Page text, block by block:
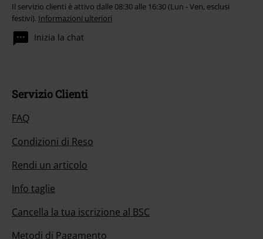
Il servizio clienti è attivo dalle 08:30 alle 16:30 (Lun - Ven, esclusi
festivi). Informazioni ulteriori
Inizia la chat
Servizio Clienti
FAQ
Condizioni di Reso
Rendi un articolo
Info taglie
Cancella la tua iscrizione al BSC
Metodi di Pagamento